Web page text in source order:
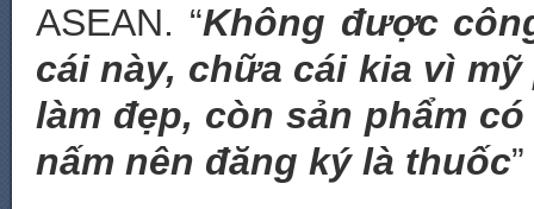
ASEAN. “Không được
cái này, chữa cái kia vì
làm đẹp, còn sản phẩm
nấm nên đăng ký là thuốc